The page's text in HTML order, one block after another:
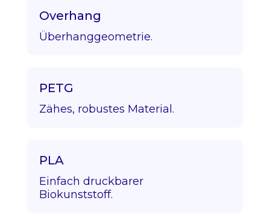
Overhang
Überhanggeometrie.
PETG
Zähes, robustes Material.
PLA
Einfach druckbarer
Biokunststoff.